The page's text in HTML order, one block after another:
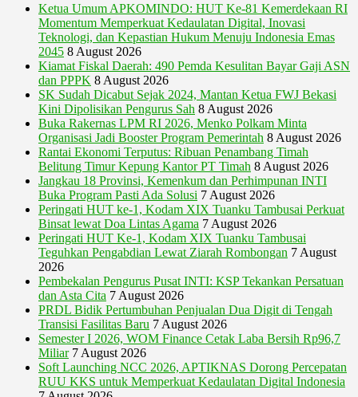
Ketua Umum APKOMINDO: HUT Ke-81 Kemerdekaan RI
Momentum Memperkuat Kedaulatan Digital, Inovasi
Teknologi, dan Kepastian Hukum Menuju Indonesia Emas
2045 8 August 2026
Kiamat Fiskal Daerah: 490 Pemda Kesulitan Bayar Gaji ASN
dan PPPK 8 August 2026
SK Sudah Dicabut Sejak 2024, Mantan Ketua FWJ Bekasi
Kini Dipolisikan Pengurus Sah 8 August 2026
Buka Rakernas LPM RI 2026, Menko Polkam Minta
Organisasi Jadi Booster Program Pemerintah 8 August 2026
Rantai Ekonomi Terputus: Ribuan Penambang Timah
Belitung Timur Kepung Kantor PT Timah 8 August 2026
Jangkau 18 Provinsi, Kemenkum dan Perhimpunan INTI
Buka Program Pasti Ada Solusi 7 August 2026
Peringati HUT ke-1, Kodam XIX Tuanku Tambusai Perkuat
Binsat lewat Doa Lintas Agama 7 August 2026
Peringati HUT Ke-1, Kodam XIX Tuanku Tambusai
Teguhkan Pengabdian Lewat Ziarah Rombongan 7 August
2026
Pembekalan Pengurus Pusat INTI: KSP Tekankan Persatuan
dan Asta Cita 7 August 2026
PRDL Bidik Pertumbuhan Penjualan Dua Digit di Tengah
Transisi Fasilitas Baru 7 August 2026
Semester I 2026, WOM Finance Cetak Laba Bersih Rp96,7
Miliar 7 August 2026
Soft Launching NCC 2026, APTIKNAS Dorong Percepatan
RUU KKS untuk Memperkuat Kedaulatan Digital Indonesia